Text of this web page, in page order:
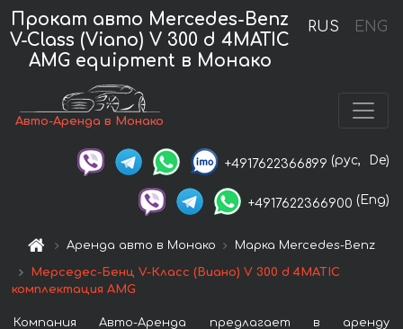
RUS ENG
Прокат авто Mercedes-Benz
V-Class (Viano) V 300 d 4MATIC
AMG equipment в Монако
Авто-Аренда в Монако
+4917622366899 (рус, De)
+4917622366900 (Eng)
Аренда авто в Монако Марка Mercedes-Benz
Мерседес-Бенц V-Класс (Виано) V 300 d 4MATIC
комплектация AMG
Компания Авто-Аренда предлагает в аренду